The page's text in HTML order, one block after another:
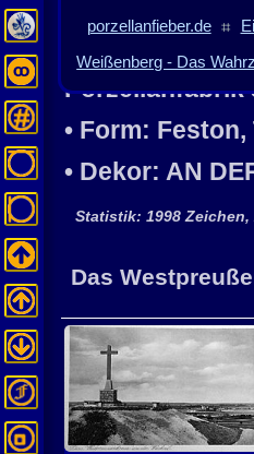
porzellanfieber.de ⌗
Weißenberg - Das
Porzellanfabrik
• Form:
• Dekor: AN
Statistik: 1998 Zeichen,
Das